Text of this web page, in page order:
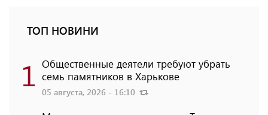
ТОП НОВИНИ
1 Общественные деятели требуют убрать
семь памятников в Харькове
05 августа, 2026 - 16:10